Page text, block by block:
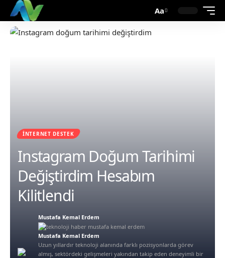
Aa
İNTERNET DESTEK
Instagram Doğum Tarihimi
Değiştirdim Hesabım
Kilitlendi
Mustafa Kemal Erdem
Mustafa Kemal Erdem
Uzun yıllardır teknoloji alanında farklı pozisyonlarda görev
almış, sektördeki gelişmeleri yakından takip eden deneyimli bir